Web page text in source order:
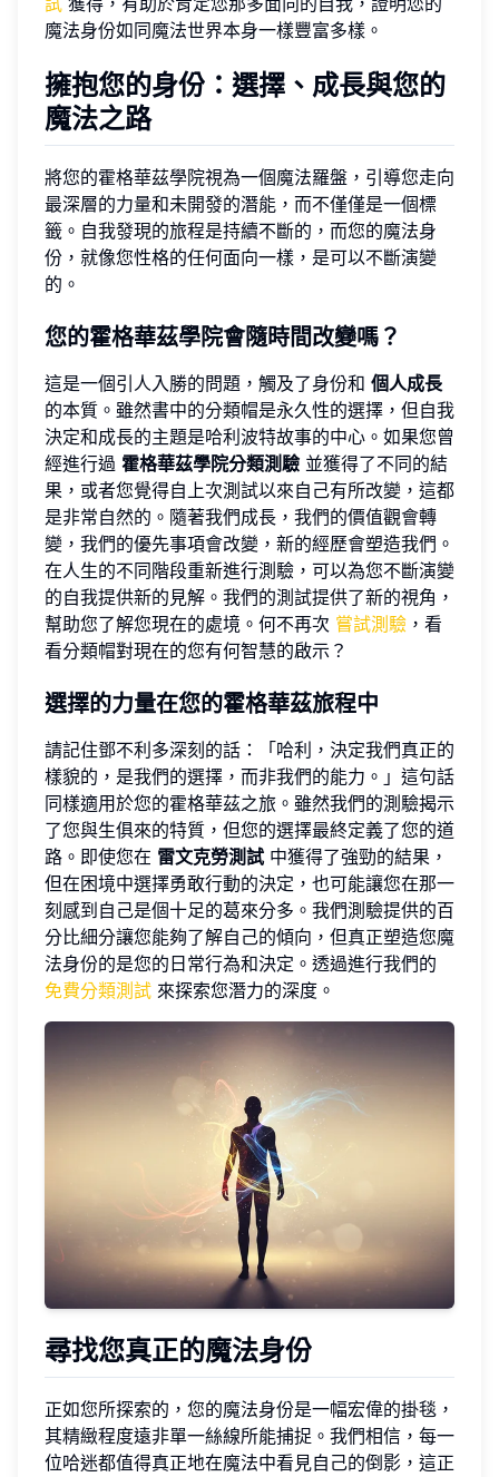
魔法身份如同魔法世界本身一樣豐富多樣。
擁抱您的身份：選擇、成長與您的
魔法之路
將您的霍格華茲學院視為一個魔法羅盤，引導您走向
最深層的力量和未開發的潛能，而不僅僅是一個標
籤。自我發現的旅程是持續不斷的，而您的魔法身
份，就像您性格的任何面向一樣，是可以不斷演變
的。
您的霍格華茲學院會隨時間改變嗎？
這是一個引人入勝的問題，觸及了身份和 個人成長
的本質。雖然書中的分類帽是永久性的選擇，但自我
決定和成長的主題是哈利波特故事的中心。如果您曾
經進行過 霍格華茲學院分類測驗 並獲得了不同的結
果，或者您覺得自上次測試以來自己有所改變，這都
是非常自然的。隨著我們成長，我們的價值觀會轉
變，我們的優先事項會改變，新的經歷會塑造我們。
在人生的不同階段重新進行測驗，可以為您不斷演變
的自我提供新的見解。我們的測試提供了新的視角，
幫助您了解您現在的處境。何不再次 嘗試測驗 ，看
看分類帽對現在的您有何智慧的啟示？
選擇的力量在您的霍格華茲旅程中
請記住鄧不利多深刻的話：「哈利，決定我們真正的
樣貌的，是我們的選擇，而非我們的能力。」這句話
同樣適用於您的霍格華茲之旅。雖然我們的測驗揭示
了您與生俱來的特質，但您的選擇最終定義了您的道
路。即使您在 雷文克勞測試中獲得了強勁的結果，
但在困境中選擇勇敢行動的決定，也可能讓您在那一
刻感到自己是個十足的葛來分多。我們測驗提供的百
分比細分讓您能夠了解自己的傾向，但真正塑造您魔
法身份的是您的日常行為和決定。透過進行我們的
免費分類測試 來探索您潛力的深度。
尋找您真正的魔法身份
正如您所探索的，您的魔法身份是一幅宏偉的掛毯，
其精緻程度遠非單一絲線所能捕捉。我們相信，每一
位哈迷都值得真正地在魔法中看見自己的倒影，這正